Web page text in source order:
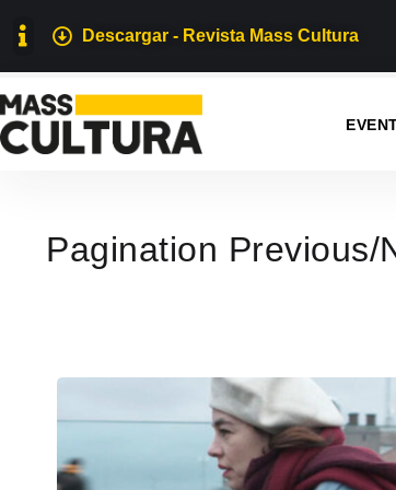
Descargar - Revista Mass Cultura
Pagination Previous/